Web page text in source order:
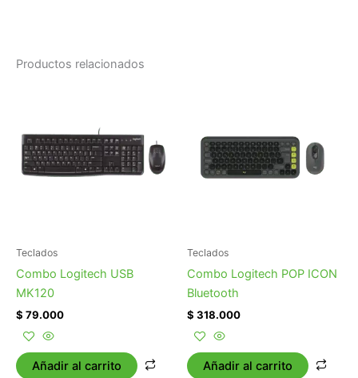
Productos relacionados
Teclados
Combo Logitech USB
MK120
$ 79.000
Añadir al carrito
Teclados
Combo Logitech POP ICON
Bluetooth
$ 318.000
Añadir al carrito